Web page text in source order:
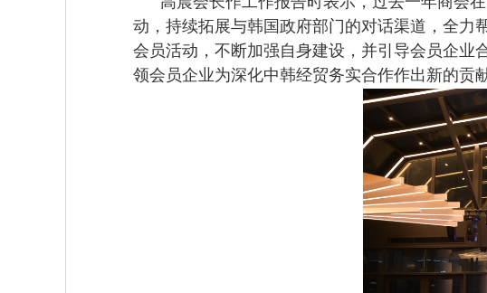
动，持续拓展与韩国政府部门的对话渠道，全力
会员活动，不断加强自身建设，并引导会员企业
领会员企业为深化中韩经贸务实合作作出新的贡献